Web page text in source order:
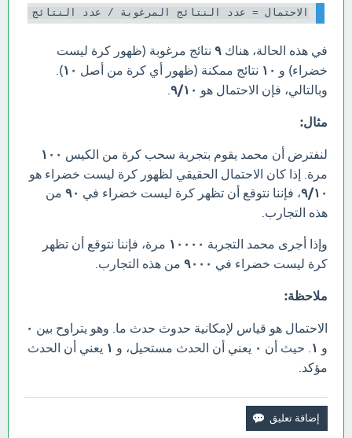
الاحتمال = عدد النتائج المرغوبة / عدد النتائج
في هذه الحالة، هناك ٩ نتائج مرغوبة (ظهور كرة ليست
خضراء) و ١٠ نتائج ممكنة (ظهور أي كرة من أصل ١٠).
وبالتالي، فإن الاحتمال هو ٩/١٠
مثال:
لنفترض أن محمد يقوم بتجربة سحب كرة من الكيس ١٠٠
مرة. إذا كان الاحتمال الحقيقي لظهور كرة ليست خضراء هو
٩/١٠، فإننا نتوقع أن تظهر كرة ليست خضراء في ٩٠ من
هذه التجارب.
وإذا أجرى محمد التجربة ١٠٠٠٠ مرة، فإننا نتوقع أن تظهر
كرة ليست خضراء في ٩٠٠٠ من هذه التجارب.
ملاحظة:
الاحتمال هو قياس لإمكانية حدوث حدث ما. وهو يتراوح بين ٠
و ١ . حيث أن ٠ يعني أن الحدث مستحيل، و ١ يعني أن الحدث
مؤكد.